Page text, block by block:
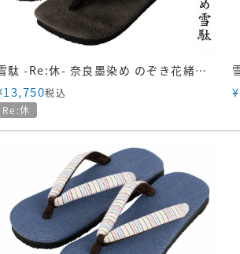
雪駄 -Re:休- 奈良墨染め のぞき花緒 【レディース】｜R1163
13,750税込
Re:休
¥